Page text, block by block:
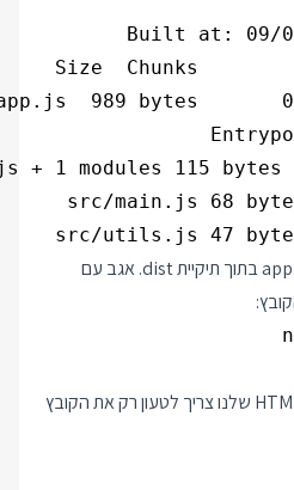
ותראו שקיבלתם קובץ בשם app.js בתוך תיקיית dist. אגב עם
כדי לטעון את העמוד קובץ ה HTML שלנו צריך לטעון רק את הקובץ